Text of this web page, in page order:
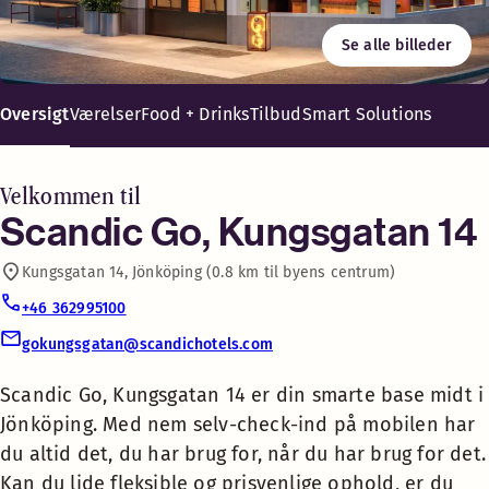
Se alle billeder
OversigtVærelserFood + DrinksTilbudSmart Solutions
Velkommen til
Scandic Go, Kungsgatan 14
Kungsgatan 14, Jönköping (0.8 km til byens centrum)
+46 362995100
gokungsgatan@scandichotels.com
Scandic Go, Kungsgatan 14 er din smarte base midt i
Jönköping. Med nem selv-check-ind på mobilen har
du altid det, du har brug for, når du har brug for det.
Kan du lide fleksible og prisvenlige ophold, er du
Fri WiFi
Vaskerum
Luggage Lockers
Strygerum
Food + Drinks 24-7
Scandic Go, Kungsgatan 14 er
din smarte base midt i
Jönköping. Med nem selv-
altid det, du har brug for, når
du har brug for det. Kan du
lide fleksible og prisvenlige
ophold, er du landet det rette
sted!
hotel med Scandic Go. Vi har
skåret alt det overflødige væk og
fokuseret på det, der virkelig
tæller: en god seng, lækker mad
Spis på stedet eller tag med – du behøver ikke at gå